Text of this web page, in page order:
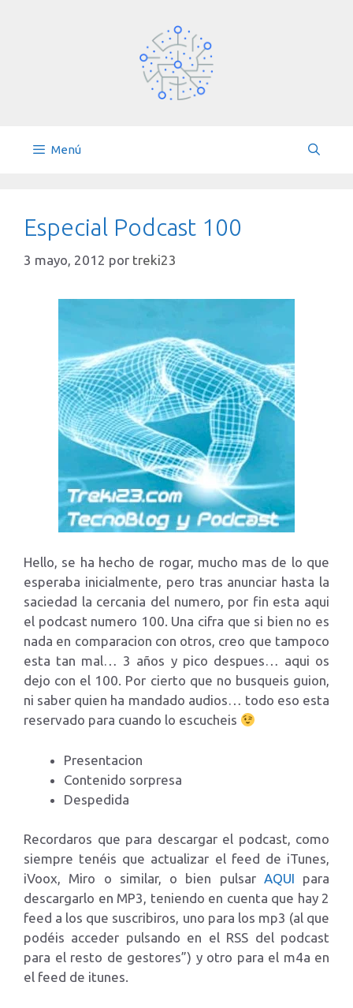
Menú
Especial Podcast 100
3 mayo, 2012 por treki23
Hello, se ha hecho de rogar, mucho mas de lo que
esperaba inicialmente, pero tras anunciar hasta la
saciedad la cercania del numero, por fin esta aqui
el podcast numero 100. Una cifra que si bien no es
nada en comparacion con otros, creo que tampoco
esta tan mal… 3 años y pico despues… aqui os
dejo con el 100. Por cierto que no busqueis guion,
ni saber quien ha mandado audios… todo eso esta
reservado para cuando lo escucheis
Presentacion
Contenido sorpresa
Despedida
Recordaros que para descargar el podcast, como
siempre tenéis que actualizar el feed de iTunes,
iVoox, Miro o similar, o bien pulsar AQUI para
descargarlo en MP3, teniendo en cuenta que hay 2
feed a los que suscribiros, uno para los mp3 (al que
podéis acceder pulsando en el RSS del podcast
para el resto de gestores”) y otro para el m4a en
el feed de itunes.